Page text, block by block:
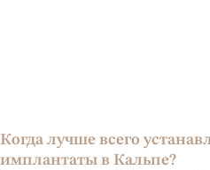
Когда лучше всего
имплантаты в Кальпе?